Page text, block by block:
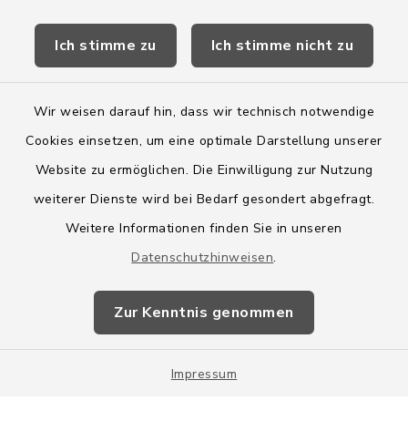
Ich stimme zu Ich stimme nicht zu
Wir weisen darauf hin, dass wir technisch notwendige
Cookies einsetzen, um eine optimale Darstellung unserer
Website zu ermöglichen. Die Einwilligung zur Nutzung
weiterer Dienste wird bei Bedarf gesondert abgefragt.
Weitere Informationen finden Sie in unseren
Datenschutzhinweisen.
Zur Kenntnis genommen
Impressum
Wege-Zweckverband
Barrierefreiheit
Impressum
Sitemap